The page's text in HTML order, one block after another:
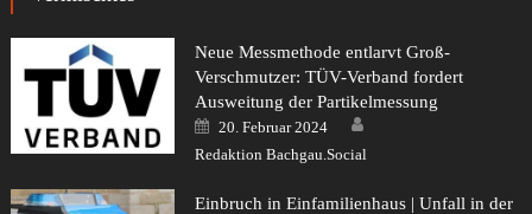
Neue Messmethode entlarvt Groß-
Verschmutzer: TÜV-Verband fordert
Ausweitung der Partikelmessung
Posted
on
20. Februar 2024
Redaktion Bachgau.Social
Einbruch in Einfamilienhaus | Unfall in der